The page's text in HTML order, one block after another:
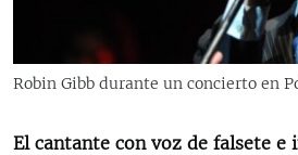
ESPECIALES
LA REALIDAD DE LA VIVIENDA EN
EDITORIALES
Robin Gibb durante un concierto en
El cantante con voz de falsete e